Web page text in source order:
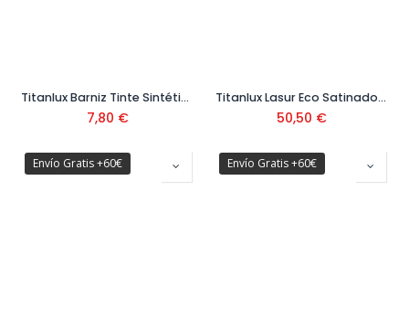
Titanlux Barniz Tinte Sintético Satinado 03R 375 ml
7,80 €
Titanlux Lasur Eco Satinado Al Agua 2,5 L
50,50 €
Envío Gratis +60€ Envío Gratis +60€